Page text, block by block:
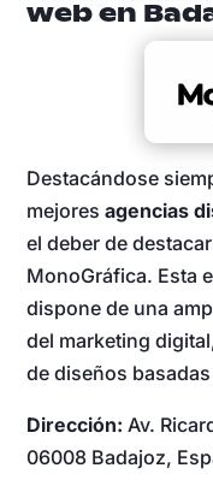
web en
Destacándose
mejoresagencias
el deber de
MonoGráfica. Esta
dispone de una
del marketing
de diseños
Dirección: Av.
06008 Badajoz,